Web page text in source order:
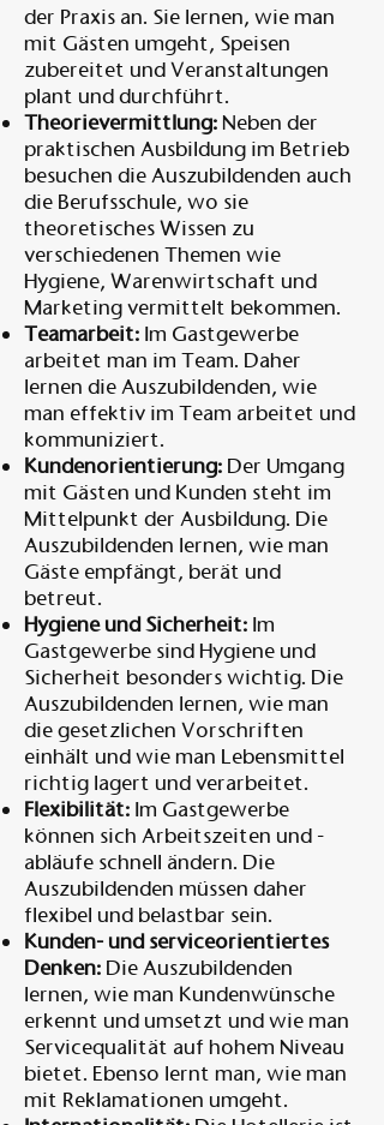
der Praxis an. Sie lernen, wie man
mit Gästen umgeht, Speisen
zubereitet und Veranstaltungen
plant und durchführt.
Theorievermittlung: Neben der
praktischen Ausbildung im Betrieb
besuchen die Auszubildenden auch
die Berufsschule, wo sie
theoretisches Wissen zu
verschiedenen Themen wie
Hygiene, Warenwirtschaft und
Marketing vermittelt bekommen.
Teamarbeit: Im Gastgewerbe
arbeitet man im Team. Daher
lernen die Auszubildenden, wie
man effektiv im Team arbeitet und
kommuniziert.
Kundenorientierung: Der Umgang
mit Gästen und Kunden steht im
Mittelpunkt der Ausbildung. Die
Auszubildenden lernen, wie man
Gäste empfängt, berät und
betreut.
Hygiene und Sicherheit: Im
Gastgewerbe sind Hygiene und
Sicherheit besonders wichtig. Die
Auszubildenden lernen, wie man
die gesetzlichen Vorschriften
einhält und wie man Lebensmittel
richtig lagert und verarbeitet.
Flexibilität: Im Gastgewerbe
können sich Arbeitszeiten und -
abläufe schnell ändern. Die
Auszubildenden müssen daher
flexibel und belastbar sein.
Kunden- und serviceorientiertes
Denken: Die Auszubildenden
lernen, wie man Kundenwünsche
erkennt und umsetzt und wie man
Servicequalität auf hohem Niveau
bietet. Ebenso lernt man, wie man
mit Reklamationen umgeht.